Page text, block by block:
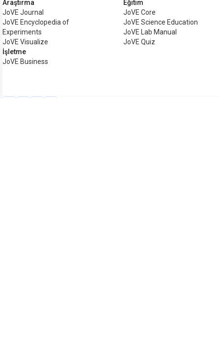
Araştırma
JoVE Journal
JoVE Encyclopedia of
Experiments
JoVE Visualize
İşletme
JoVE Business
Eğitim
JoVE Core
JoVE Science Education
JoVE Lab Manual
JoVE Quiz